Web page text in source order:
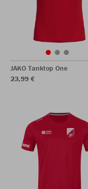
JAKO Tanktop One
23,99 €